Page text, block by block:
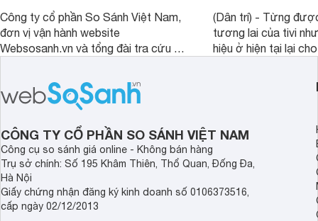
Công ty cổ phần So Sánh Việt Nam,
đơn vị vận hành website
Websosanh.vn và tổng đài tra cứu giá
Shopping Media Group (YSM), thuộc
Tập đoàn Yello Mobile, Hàn Quốc để
hỗ trợ người tiêu dùng mua sắm tốt
hơn.
(Dân trí) - Từng
tương lai của tivi
hiệu ở hiện tại lại
CÔNG TY CỔ PHẦN SO SÁNH VIỆT NAM
Công cụ so sánh giá online - Không bán hàng
Trụ sở chính: Số 195 Khâm Thiên, Thổ Quan, Đống Đa,
Hà Nội
Giấy chứng nhận đăng ký kinh doanh số 0106373516,
cấp ngày 02/12/2013